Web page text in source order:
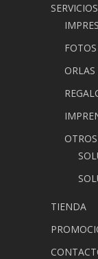
SERVICIOS
ORLAS
TIENDA